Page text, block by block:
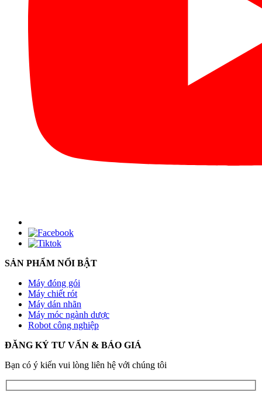
SẢN PHẨM NỔI BẬT
Máy đóng gói
Máy chiết rót
Máy dán nhãn
Máy móc ngành dược
Robot công nghiệp
ĐĂNG KÝ TƯ VẤN & BÁO GIÁ
Bạn có ý kiến vui lòng liên hệ với chúng tôi